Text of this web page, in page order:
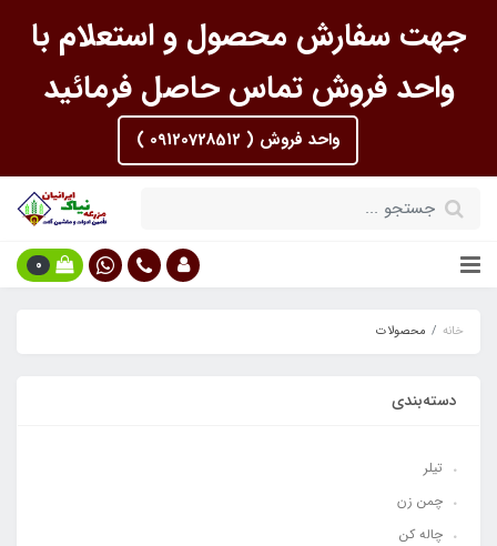
جهت سفارش محصول و استعلام با
واحد فروش تماس حاصل فرمائید
واحد فروش ( 09120728512 )
0
خانه محصولات
دسته‌بندی
تیلر
چمن زن
چاله کن